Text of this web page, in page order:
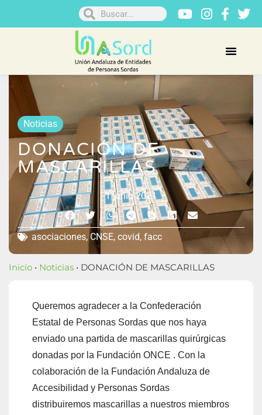
Noticias
DONACIÓN DE
MASCARILLAS
1 junio 2021
asociaciones,CNSE, covid, facc
Inicio • Noticias • DONACIÓN DE MASCARILLAS
Queremos agradecer a la Confederación
Estatal de Personas Sordas que nos haya
enviado una partida de mascarillas quirúrgicas
donadas por la Fundación ONCE . Con la
colaboración de la Fundación Andaluza de
Accesibilidad y Personas Sordas
distribuiremos mascarillas a nuestros miembros